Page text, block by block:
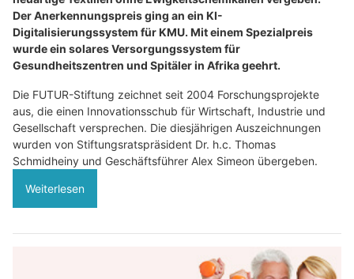
Der Anerkennungspreis ging an ein KI-
Digitalisierungssystem für KMU. Mit einem Spezialpreis
wurde ein solares Versorgungssystem für
Gesundheitszentren und Spitäler in Afrika geehrt.
Die FUTUR-Stiftung zeichnet seit 2004 Forschungsprojekte
aus, die einen Innovationsschub für Wirtschaft, Industrie und
Gesellschaft versprechen. Die diesjährigen Auszeichnungen
wurden von Stiftungsratspräsident Dr. h.c. Thomas
Schmidheiny und Geschäftsführer Alex Simeon übergeben.
Weiterlesen